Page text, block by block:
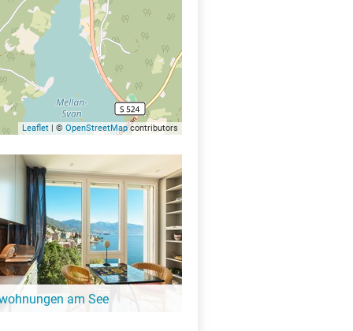
Leaflet | © OpenStreetMapcontributors
am See